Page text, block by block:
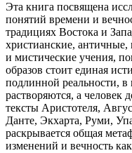
Эта книга посвящена
понятий времени и
традициях Востока и
христианские, античные,
и мистические учения,
образов стоит единая
подлинной реальности,
растворяются, а человек
тексты Аристотеля,
Данте, Экхарта, Руми,
раскрывается общая
изменений и вечность